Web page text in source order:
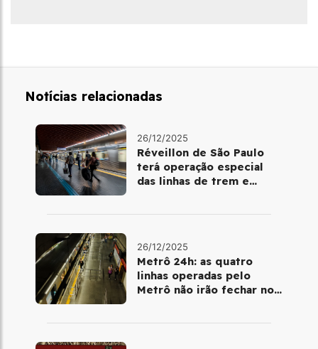
Notícias relacionadas
26/12/2025
Réveillon de São Paulo
terá operação especial
das linhas de trem e
26/12/2025
Metrô 24h: as quatro
linhas operadas pelo
Metrô não irão fechar no